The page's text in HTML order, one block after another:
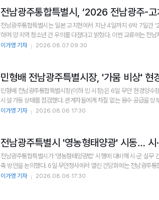
전남광주통합특별시, ‘2026 전남광주-
전남광주통합특별시는 일본 고치현에서 지난 4일까지 6박 7일
하며 양 지역 청소년 간 우의를 다졌
이가영 기자 2026.08.07 09:30
민형배 전남광주특별시장, '가뭄 비상' 현
민형배 전남광주통합특별시장(이하 민 시장)은 6일 무안 현경양수
이가영 기자 2026.08.06 17:30
전남광주특별시 '영농형태양광' 시동… 시
전남광주통합특별시가 ‘영농형태양광법’ 시행에 대비해 시·군 실
축 방안을 논의했다. 6일 무안청사에서 열린 간담회에는 전남광주통
이가영 기자 2026.08.06 17:30